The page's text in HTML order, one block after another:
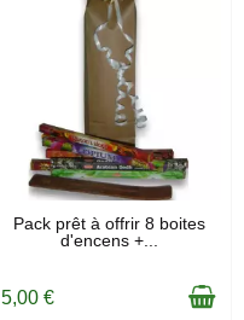
EN STOCK
Pack prêt à offrir 8 boites
d'encens +...
5,00 €